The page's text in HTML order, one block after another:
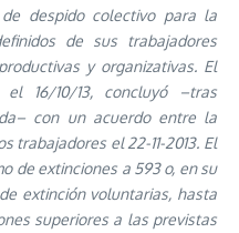
despido colectivo para la
de sus trabajadores
y organizativas. El
16/10/13, concluyó –tras
con un acuerdo entre la
trabajadores el 22-11-2013. El
de extinciones a 593 o, en su
extinción voluntarias, hasta
superiores a las previstas